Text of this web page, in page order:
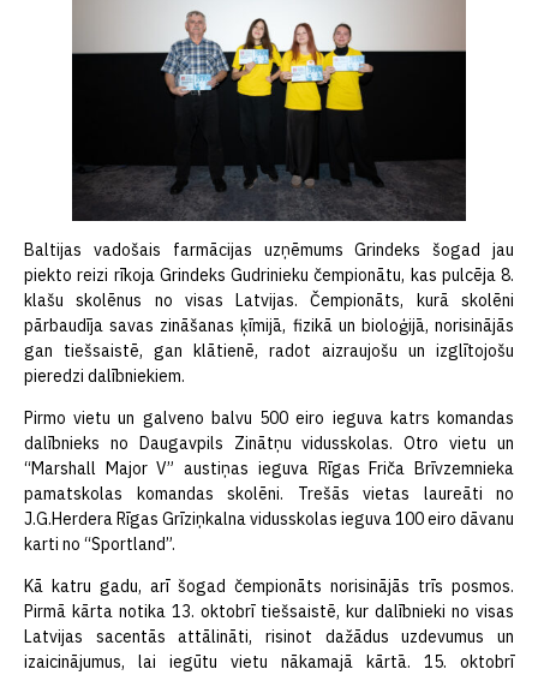
Baltijas vadošais farmācijas uzņēmums Grindeks šogad jau
piekto reizi rīkoja Grindeks Gudrinieku čempionātu, kas pulcēja 8.
klašu skolēnus no visas Latvijas. Čempionāts, kurā skolēni
pārbaudīja savas zināšanas ķīmijā, fizikā un bioloģijā, norisinājās
gan tiešsaistē, gan klātienē, radot aizraujošu un izglītojošu
pieredzi dalībniekiem.
Pirmo vietu un galveno balvu 500 eiro ieguva katrs komandas
dalībnieks no Daugavpils Zinātņu vidusskolas. Otro vietu un
“Marshall Major V” austiņas ieguva Rīgas Friča Brīvzemnieka
pamatskolas komandas skolēni. Trešās vietas laureāti no
J.G.Herdera Rīgas Grīziņkalna vidusskolas ieguva 100 eiro dāvanu
karti no “Sportland”.
Kā katru gadu, arī šogad čempionāts norisinājās trīs posmos.
Pirmā kārta notika 13. oktobrī tiešsaistē, kur dalībnieki no visas
Latvijas sacentās attālināti, risinot dažādus uzdevumus un
izaicinājumus, lai iegūtu vietu nākamajā kārtā. 15. oktobrī